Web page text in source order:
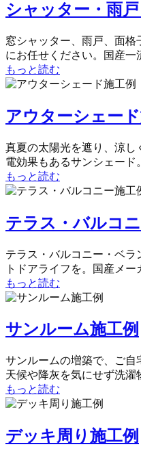
シャッター・雨
窓シャッター、雨戸、面格
にお任せください。国産一
もっと読む
アウターシェー
真夏の太陽光を遮り、涼し
電効果もあるサンシェード
もっと読む
テラス・バルコ
テラス・バルコニー・ベラ
トドアライフを。国産メ
もっと読む
サンルーム施工例
サンルームの増築で、ご自
天候や降灰を気にせず洗濯
もっと読む
デッキ周り施工例